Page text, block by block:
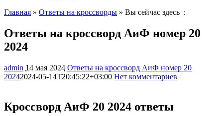
Главная » Ответы на кроссворды » Вы сейчас здесь :
Ответы на кроссворд АиФ номер 20
2024
admin 14 мая 2024 Ответы на кроссворд АиФ номер 20
20242024-05-14T20:45:22+03:00 Нет комментариев
Кроссворд АиФ 20 2024 ответы